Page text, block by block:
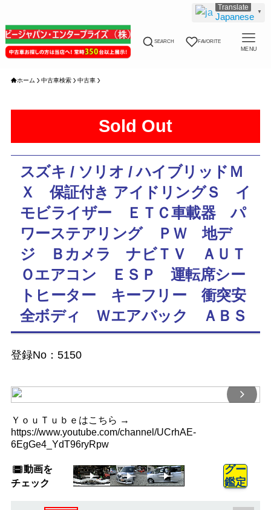
SEARCH FAVORITE
MENU
ホーム 中古車検索 中古車
Sold Out
スズキ / ソリオ / ハイブリッドＭ
Ｘ 保証付き アイドリングＳ イ
モビライザー ＥＴＣ車載器 パ
ワーステアリング ＰＷ 地デ
ジ Ｂカメラ ナビＴＶ ＡＵＴ
Ｏエアコン ＥＳＰ 運転席シー
トヒーター キーフリー 衝突安
全ボディ Ｗエアバック ＡＢＳ
登録No：5150
ＹｏｕＴｕｂｅはこちら →
https://www.youtube.com/channel/UCrhAE-
6EgGe4_YdT96ryRpw
動画を
チェック
グー
鑑定
Japanese ▼